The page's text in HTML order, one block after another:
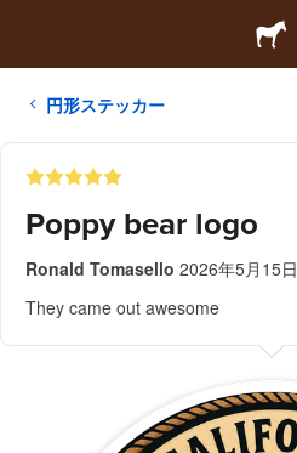
円形ステッカー
Poppy bear logo
Ronald Tomasello 2026年5月15日
They came out awesome